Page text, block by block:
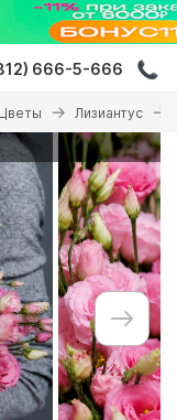
666-5-666
Цветы Лизиантус